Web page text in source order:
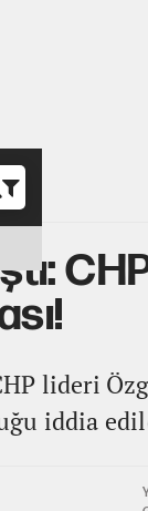
lideri
iddia